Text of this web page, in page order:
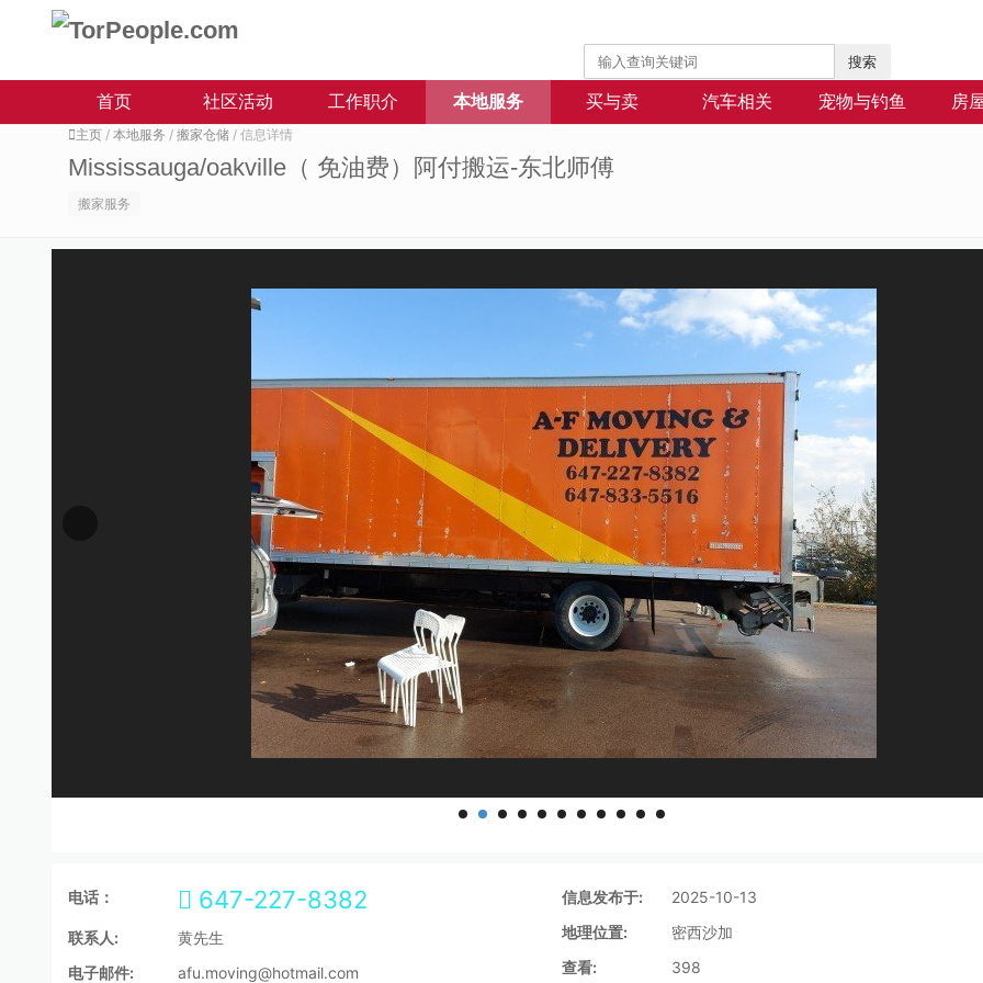
搜索
首页 社区活动 工作职介 本地服务 买与卖 汽车相关 宠物与钓鱼 房
主页 / 本地服务 / 搬家仓储 / 信息详情
Mississauga/oakville（ 免油费）阿付搬运-东北师傅
搬家服务
电话： 647-227-8382
联系人:
黄先生
电子邮件:
afu.moving@hotmail.com
信息发布于:
2025-10-13
地理位置:
密西沙加
查看:
398